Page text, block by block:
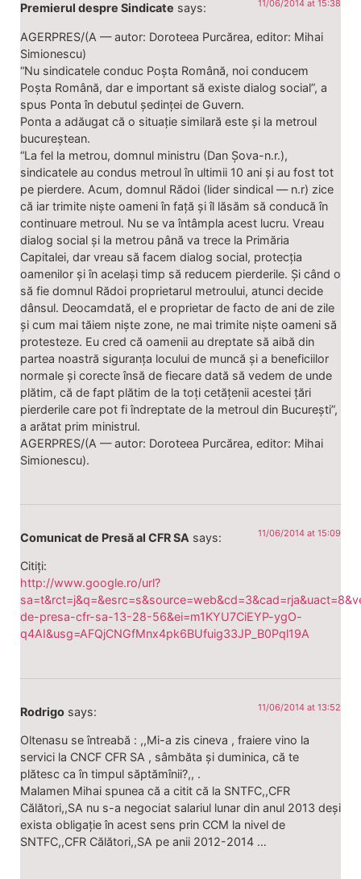
Premierul despre Sindicate says: 11/06/2014 at 15:38
AGERPRES/(A — autor: Doroteea Purcărea, editor: Mihai
Simionescu)
“Nu sindicatele conduc Poșta Română, noi conducem
Poșta Română, dar e important să existe dialog social”, a
spus Ponta în debutul ședinței de Guvern.
Ponta a adăugat că o situație similară este și la metroul
bucureștean.
“La fel la metrou, domnul ministru (Dan Șova-n.r.),
sindicatele au condus metroul în ultimii 10 ani și au fost tot
pe pierdere. Acum, domnul Rădoi (lider sindical — n.r) zice
că iar trimite niște oameni în față și îl lăsăm să conducă în
continuare metroul. Nu se va întâmpla acest lucru. Vreau
dialog social și la metrou până va trece la Primăria
Capitalei, dar vreau să facem dialog social, protecția
oamenilor și în același timp să reducem pierderile. Și când o
să fie domnul Rădoi proprietarul metroului, atunci decide
dânsul. Deocamdată, el e proprietar de facto de ani de zile
și cum mai tăiem niște zone, ne mai trimite niște oameni să
protesteze. Eu cred că oamenii au dreptate să aibă din
partea noastră siguranța locului de muncă și a beneficiilor
normale și corecte însă de fiecare dată să vedem de unde
plătim, că de fapt plătim de la toți cetățenii acestei țări
pierderile care pot fi îndreptate de la metroul din București”,
a arătat prim ministrul.
AGERPRES/(A — autor: Doroteea Purcărea, editor: Mihai
Simionescu).
Comunicat de Presă al CFR SA says: 11/06/2014 at 15:09
Citiți:
http://www.google.ro/url?
de-presa-cfr-sa-13-28-56&ei=m1KYU7CiEYP-ygO-
q4AI&usg=AFQjCNGfMnx4pk6BUfuig33JP_B0Pql19A
Rodrigo says: 11/06/2014 at 13:52
Oltenasu se întreabă : ,,Mi-a zis cineva , fraiere vino la
servici la CNCF CFR SA , sâmbăta și duminica, că te
plătesc ca în timpul săptămînii?,, .
Malamen Mihai spunea că a citit că la SNTFC,,CFR
Călători,,SA nu s-a negociat salariul lunar din anul 2013 deși
exista obligație în acest sens prin CCM la nivel de
SNTFC,,CFR Călători,,SA pe anii 2012-2014 …